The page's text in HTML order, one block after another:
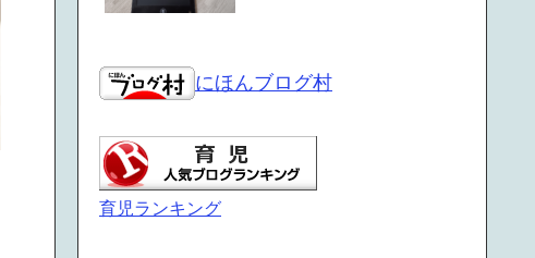
にほんブログ村
育児ランキング